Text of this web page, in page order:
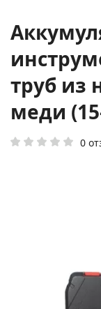
труб из
меди
0